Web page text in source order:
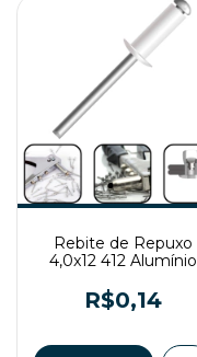
Rebite de Repuxo
4,0x12 412 Alumínio
R$0,14